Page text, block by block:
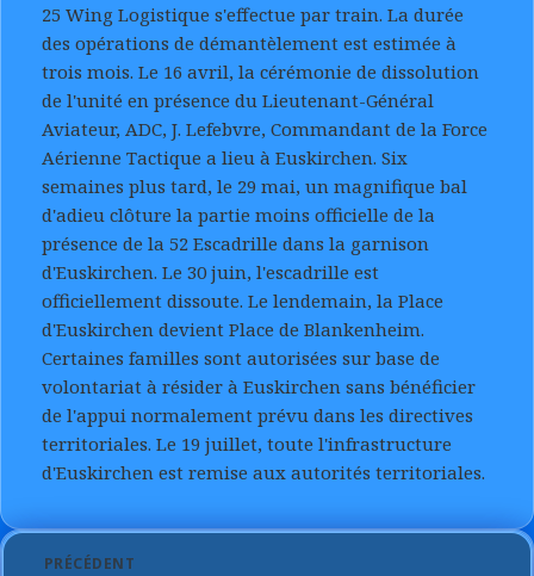
25 Wing Logistique s'effectue par train. La durée
des opérations de démantèlement est estimée à
trois mois. Le 16 avril, la cérémonie de dissolution
de l'unité en présence du Lieutenant-Général
Aviateur, ADC, J. Lefebvre, Commandant de la Force
Aérienne Tactique a lieu à Euskirchen. Six
semaines plus tard, le 29 mai, un magnifique bal
d'adieu clôture la partie moins officielle de la
présence de la 52 Escadrille dans la garnison
d'Euskirchen. Le 30 juin, l'escadrille est
officiellement dissoute. Le lendemain, la Place
d'Euskirchen devient Place de Blankenheim.
Certaines familles sont autorisées sur base de
volontariat à résider à Euskirchen sans bénéficier
de l'appui normalement prévu dans les directives
territoriales. Le 19 juillet, toute l'infrastructure
d'Euskirchen est remise aux autorités territoriales.
Post
PRÉCÉDENT